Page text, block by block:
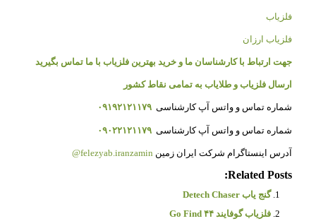
فلزیاب
فلزیاب ارزان
جهت ارتباط با کارشناسان ما و خرید بهترین فلزیاب با ما تماس بگیرید
ارسال فلزیاب و طلایاب به تمامی نقاط کشور
شماره تماس و واتس آپ کارشناسی ۰۹۱۹۲۱۲۱۱۷۹
شماره تماس و واتس آپ کارشناسی ۰۹۰۲۲۱۲۱۱۷۹
آدرس اینستاگرام شرکت ایران زمین felezyab.iranzamin@
Related Posts:
گنج یاب Detech Chaser
فلزیاب گوفایند ۴۴ Go Find